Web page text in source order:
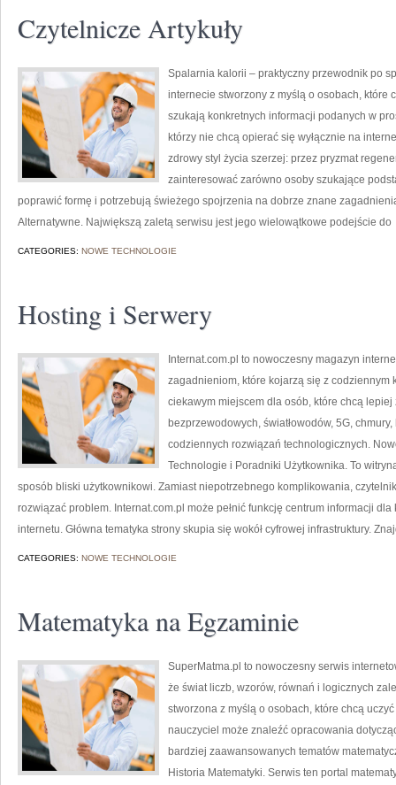
Czytelnicze Artykuły
Spalarnia kalorii – praktyczny przewodnik po
internecie stworzony z myślą o osobach, które
szukają konkretnych informacji podanych w
którzy nie chcą opierać się wyłącznie na
zdrowy styl życia szerzej: przez pryzmat
zainteresować zarówno osoby szukające
poprawić formę i potrzebują świeżego spojrzenia na dobrze znane
Alternatywne. Największą zaletą serwisu jest jego wielowątkowe podejście do
CATEGORIES: NOWE TECHNOLOGIE
Hosting i Serwery
Internat.com.pl to nowoczesny magazyn
zagadnieniom, które kojarzą się z codziennym
ciekawym miejscem dla osób, które chcą
bezprzewodowych, światłowodów, 5G,
codziennych rozwiązań technologicznych.
Technologie i Poradniki Użytkownika. To
sposób bliski użytkownikowi. Zamiast niepotrzebnego komplikowania,
rozwiązać problem. Internat.com.pl może pełnić funkcję centrum informacji
internetu. Główna tematyka strony skupia się wokół cyfrowej infrastruktury.
CATEGORIES: NOWE TECHNOLOGIE
Matematyka na Egzaminie
SuperMatma.pl to nowoczesny serwis
że świat liczb, wzorów, równań i logicznych
stworzona z myślą o osobach, które chcą
nauczyciel może znaleźć opracowania
bardziej zaawansowanych tematów
Historia Matematyki. Serwis ten portal